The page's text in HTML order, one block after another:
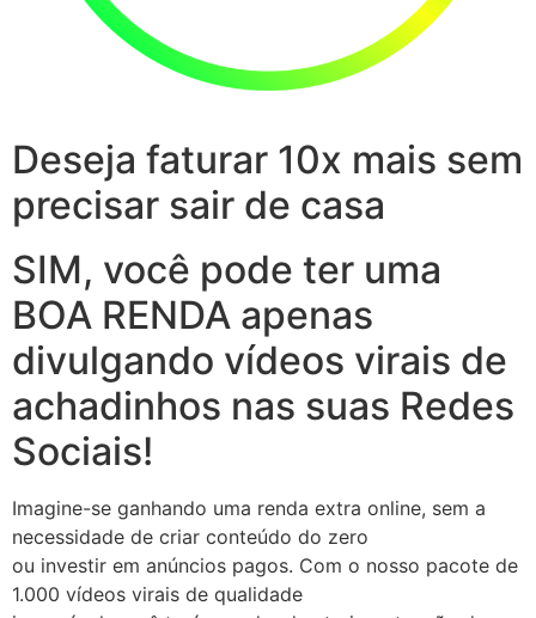
Deseja faturar 10x mais sem
precisar sair de casa
SIM, você pode ter uma
BOA RENDA apenas
divulgando vídeos virais de
achadinhos nas suas Redes
Sociais!
Imagine-se ganhando uma renda extra online, sem a
necessidade de criar conteúdo do zero
ou investir em anúncios pagos. Com o nosso pacote de
1.000 vídeos virais de qualidade